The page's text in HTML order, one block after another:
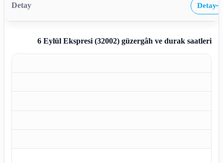
Detay›
6 Eylül Ekspresi (32002)güzergâh ve durak saatleri